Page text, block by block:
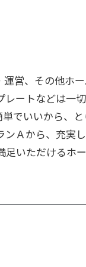
営、その他ホ
レートなどは一
でいいから、と
ンＡから、充実
足いただけるホ